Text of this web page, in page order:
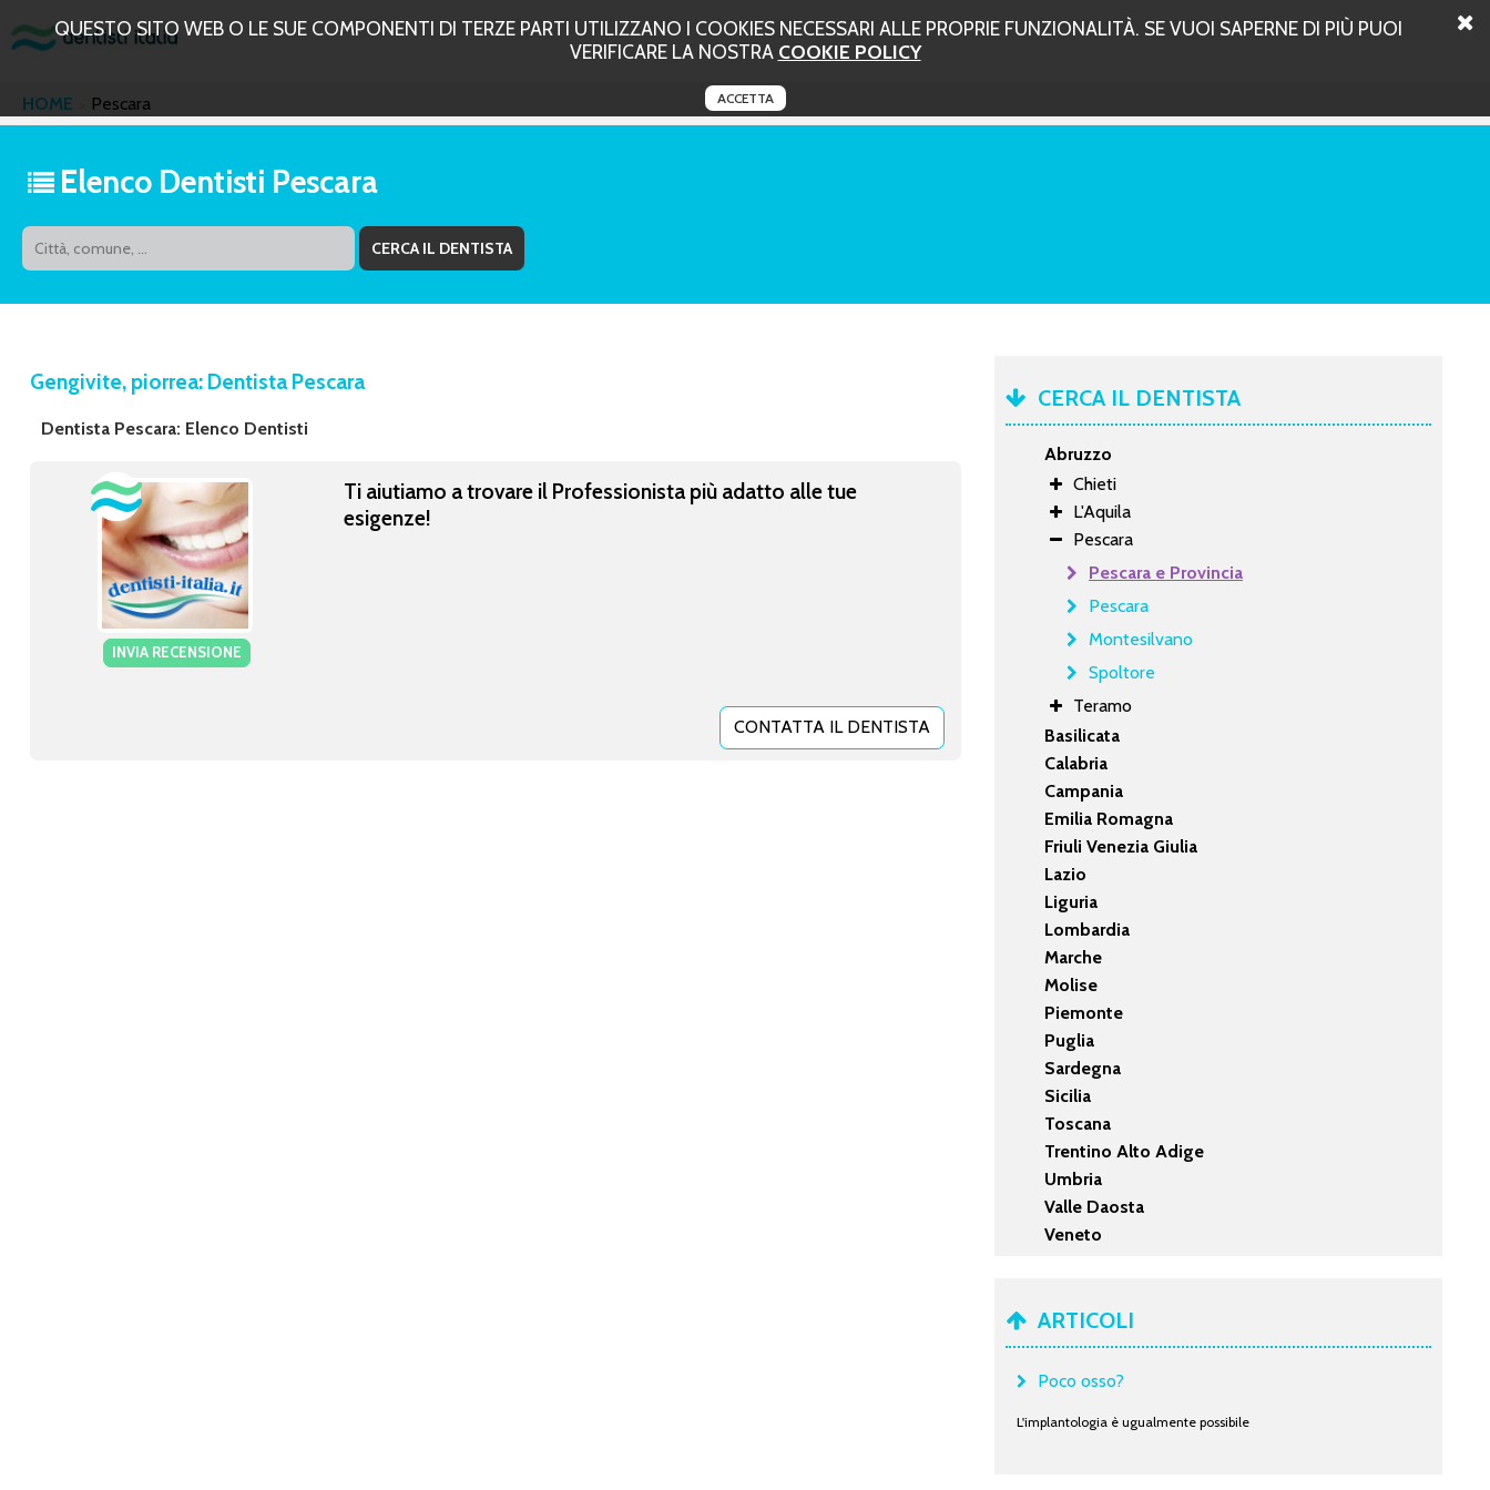
QUESTO SITO WEB O LE SUE COMPONENTI DI TERZE PARTI UTILIZZANO I COOKIES NECESSARI ALLE PROPRIE FUNZIONALITÀ. SE VUOI SAPERNE DI PIÙ PUOI
VERIFICARE LA NOSTRA COOKIE POLICY
ACCETTA
HOME Pescara
Elenco Dentisti Pescara
Gengivite, piorrea: Dentista Pescara
Dentista Pescara: Elenco Dentisti
INVIA RECENSIONE
Ti aiutiamo a trovare il Professionista più adatto alle tue
esigenze!
CONTATTA IL DENTISTA
CERCA IL DENTISTA
Abruzzo
Chieti
L'Aquila
Pescara
Pescara e Provincia
Pescara
Montesilvano
Spoltore
Teramo
Basilicata
Calabria
Campania
Emilia Romagna
Friuli Venezia Giulia
Lazio
Liguria
Lombardia
Marche
Molise
Piemonte
Puglia
Sardegna
Sicilia
Toscana
Trentino Alto Adige
Umbria
Valle Daosta
Veneto
ARTICOLI
Poco osso?
L'implantologia è ugualmente possibile